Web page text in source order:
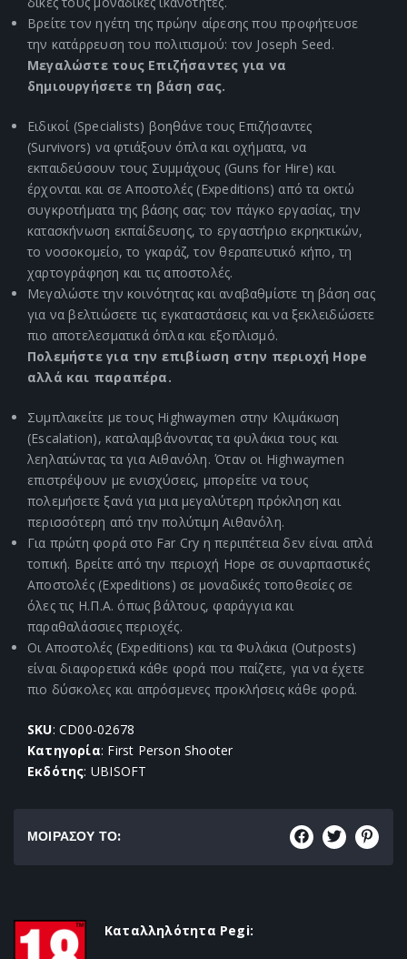
Βρείτε τον ηγέτη της πρώην αίρεσης που προφήτευσε
την κατάρρευση του πολιτισμού: τον Joseph Seed.
Μεγαλώστε τους Επιζήσαντες για να
δημιουργήσετε τη βάση σας.
Ειδικοί (Specialists) βοηθάνε τους Επιζήσαντες
(Survivors) να φτιάξουν όπλα και οχήματα, να
εκπαιδεύσουν τους Συμμάχους (Guns for Hire) και
έρχονται και σε Αποστολές (Expeditions) από τα οκτώ
συγκροτήματα της βάσης σας: τον πάγκο εργασίας, την
κατασκήνωση εκπαίδευσης, το εργαστήριο εκρηκτικών,
το νοσοκομείο, το γκαράζ, τον θεραπευτικό κήπο, τη
χαρτογράφηση και τις αποστολές.
Μεγαλώστε την κοινότητας και αναβαθμίστε τη βάση σας
για να βελτιώσετε τις εγκαταστάσεις και να ξεκλειδώσετε
πιο αποτελεσματικά όπλα και εξοπλισμό.
Πολεμήστε για την επιβίωση στην περιοχή Hope
αλλά και παραπέρα.
Συμπλακείτε με τους Highwaymen στην Κλιμάκωση
(Escalation), καταλαμβάνοντας τα φυλάκια τους και
λεηλατώντας τα για Αιθανόλη. Όταν οι Highwaymen
επιστρέψουν με ενισχύσεις, μπορείτε να τους
πολεμήσετε ξανά για μια μεγαλύτερη πρόκληση και
περισσότερη από την πολύτιμη Αιθανόλη.
Για πρώτη φορά στο Far Cry η περιπέτεια δεν είναι απλά
τοπική. Βρείτε από την περιοχή Hope σε συναρπαστικές
Αποστολές (Expeditions) σε μοναδικές τοποθεσίες σε
όλες τις Η.Π.Α. όπως βάλτους, φαράγγια και
παραθαλάσσιες περιοχές.
Οι Αποστολές (Expeditions) και τα Φυλάκια (Outposts)
είναι διαφορετικά κάθε φορά που παίζετε, για να έχετε
πιο δύσκολες και απρόσμενες προκλήσεις κάθε φορά.
SKU: CD00-02678
Κατηγορία: First Person Shooter
Εκδότης: UBISOFT
ΜΟΙΡΑΣΟΥ ΤΟ:
Καταλληλότητα Pegi: